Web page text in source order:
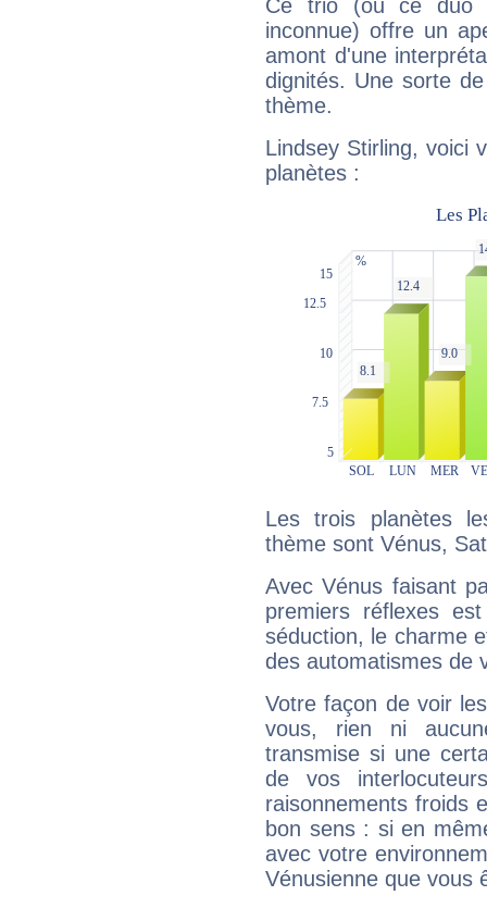
Ce trio (ou ce duo
inconnue) offre un
amont d'une
dignités. Une sorte
thème.
Lindsey Stirling, voici
planètes :
Les trois planètes
thème sont Vénus,
Avec Vénus faisant
premiers réflexes
séduction, le charme
des automatismes de
Votre façon de voir
vous, rien ni
transmise si une
de vos
raisonnements froids
bon sens : si en
avec votre
Vénusienne que vous